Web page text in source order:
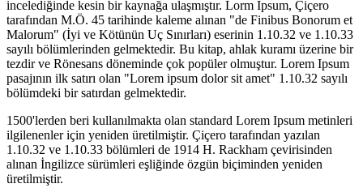
incelediğinde kesin bir kaynağa ulaşmıştır. Lorm Ipsum, Çiçero
tarafından M.Ö. 45 tarihinde kaleme alınan "de Finibus Bonorum et
Malorum" (İyi ve Kötünün Uç Sınırları) eserinin 1.10.32 ve 1.10.33
sayılı bölümlerinden gelmektedir. Bu kitap, ahlak kuramı üzerine bir
tezdir ve Rönesans döneminde çok popüler olmuştur. Lorem Ipsum
pasajının ilk satırı olan "Lorem ipsum dolor sit amet" 1.10.32 sayılı
bölümdeki bir satırdan gelmektedir.
1500'lerden beri kullanılmakta olan standard Lorem Ipsum metinleri
ilgilenenler için yeniden üretilmiştir. Çiçero tarafından yazılan
1.10.32 ve 1.10.33 bölümleri de 1914 H. Rackham çevirisinden
alınan İngilizce sürümleri eşliğinde özgün biçiminden yeniden
üretilmiştir.